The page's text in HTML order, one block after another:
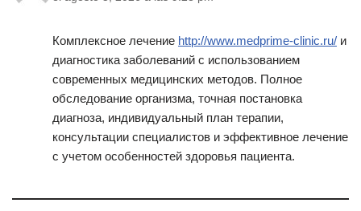
Комплексное лечение http://www.medprime-clinic.ru/ и
диагностика заболеваний с использованием
современных медицинских методов. Полное
обследование организма, точная постановка
диагноза, индивидуальный план терапии,
консультации специалистов и эффективное лечение
с учетом особенностей здоровья пациента.